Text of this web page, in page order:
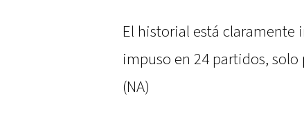
El historial está claramente
impuso en 24 partidos,
(NA)